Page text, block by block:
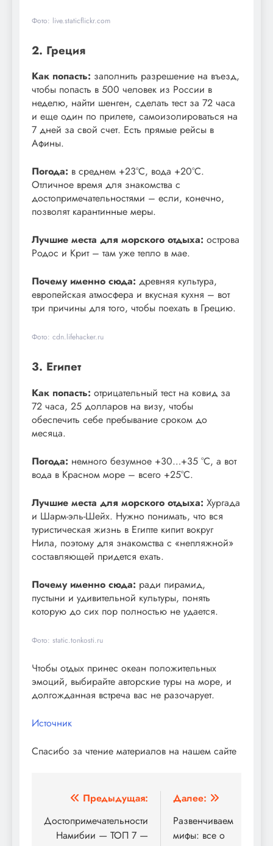
Фото: live.staticflickr.com
2. Греция
Как попасть: заполнить разрешение на въезд,
чтобы попасть в 500 человек из России в
неделю, найти шенген, сделать тест за 72 часа
и еще один по прилете, самоизолироваться на
7 дней за свой счет. Есть прямые рейсы в
Афины.
Погода: в среднем +23°С, вода +20°С.
Отличное время для знакомства с
достопримечательностями – если, конечно,
позволят карантинные меры.
Лучшие места для морского отдыха: острова
Родос и Крит – там уже тепло в мае.
Почему именно сюда: древняя культура,
европейская атмосфера и вкусная кухня – вот
три причины для того, чтобы поехать в Грецию.
Фото: cdn.lifehacker.ru
3. Египет
Как попасть: отрицательный тест на ковид за
72 часа, 25 долларов на визу, чтобы
обеспечить себе пребывание сроком до
месяца.
Погода: немного безумное +30…+35 °С, а вот
вода в Красном море – всего +25°С.
Лучшие места для морского отдыха: Хургада
и Шарм-эль-Шейх. Нужно понимать, что вся
туристическая жизнь в Египте кипит вокруг
Нила, поэтому для знакомства с «непляжной»
составляющей придется ехать.
Почему именно сюда: ради пирамид,
пустыни и удивительной культуры, понять
которую до сих пор полностью не удается.
Фото: static.tonkosti.ru
Чтобы отдых принес океан положительных
эмоций, выбирайте авторские туры на море, и
долгожданная встреча вас не разочарует.
Источник
Спасибо за чтение материалов на нашем сайте
Навигация
по
Предыдущая:
Достопримечательности
Намибии — ТОП 7 —
Далее:
Развенчиваем
мифы: все о